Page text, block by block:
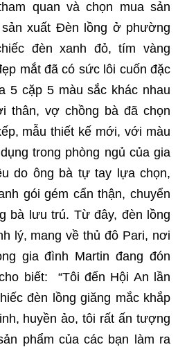
quan và chọn mua sản
xuất Đèn lồng ở phường
đèn xanh đỏ, tím vàng
mắt đã có sức lôi cuốn đặc
5 cặp 5 màu sắc khác nhau
thân, vợ chồng bà đã chọn
mẫu thiết kế mới, với màu
trong phòng ngủ của gia
do ông bà tự tay lựa chọn,
gói gém cẩn thận, chuyển
bà lưu trú. Từ đây, đèn lồng
lý, mang về thủ đô Pari, nơi
gia đình Martin đang đón
biết: “Tôi đến Hội An lần
đèn lồng giăng mắc khắp
huyền ảo, tôi rất ấn tượng
phẩm của các bạn làm ra